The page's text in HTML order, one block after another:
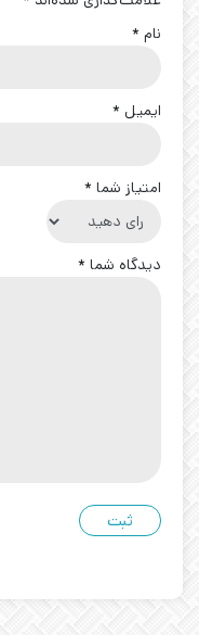
نام *
ایمیل *
امتیاز شما *
دیدگاه شما *